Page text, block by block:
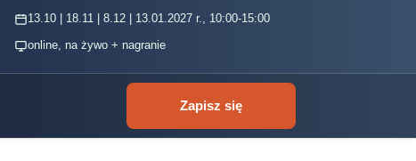
13.10 | 18.11 | 8.12 | 13.01.2027 r., 10:00-15:00
online, na żywo + nagranie
Zapisz się